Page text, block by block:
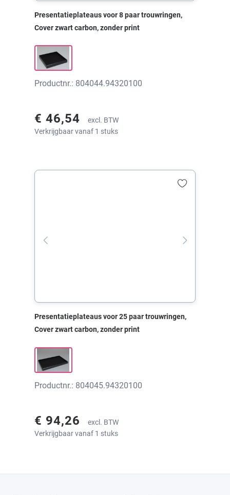
Presentatieplateaus voor 8 paar trouwringen,
Cover zwart carbon, zonder print
Productnr.: 804044.94320100
€ 46,54
excl. BTW
Verkrijgbaar vanaf 1 stuks
Presentatieplateaus voor 25 paar trouwringen,
Cover zwart carbon, zonder print
Productnr.: 804045.94320100
€ 94,26
excl. BTW
Verkrijgbaar vanaf 1 stuks